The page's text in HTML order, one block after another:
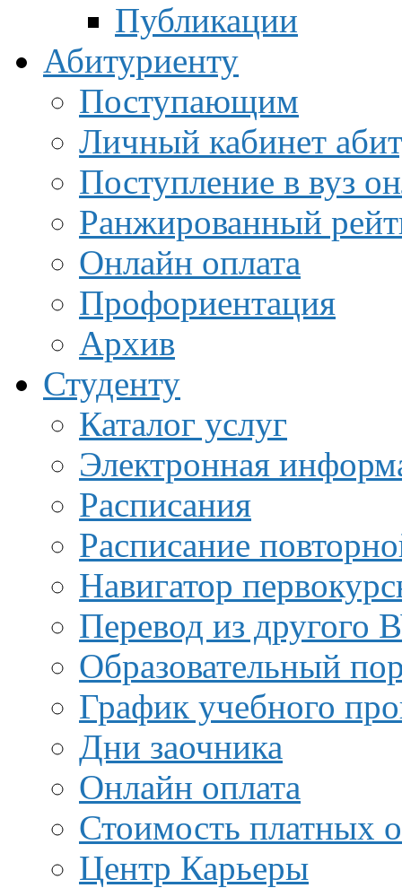
Публикации
Абитуриенту
Поступающим
Личный кабинет
Поступление в вуз
Ранжированный
Онлайн оплата
Профориентация
Архив
Студенту
Каталог услуг
Электронная
Расписания
Расписание
Навигатор
Перевод из другого
Образовательный
График учебного
Дни заочника
Онлайн оплата
Стоимость платных
Центр Карьеры